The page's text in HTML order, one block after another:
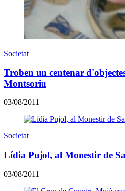
Societat
Troben un centenar
Montsoriu
03/08/2011
Societat
Lídia Pujol, al Monestir de
03/08/2011